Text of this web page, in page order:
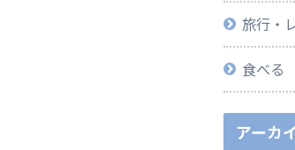
旅行・
食べる
アーカ